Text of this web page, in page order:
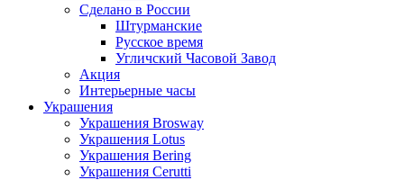
Сделано в России
Штурманские
Русское время
Угличский Часовой Завод
Акция
Интерьерные часы
Украшения
Украшения Brosway
Украшения Lotus
Украшения Bering
Украшения Cerutti